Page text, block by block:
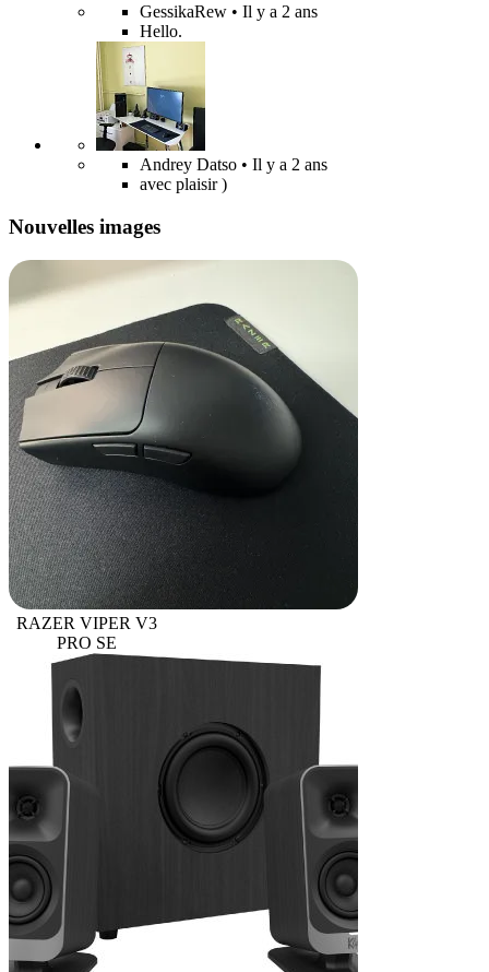
GessikaRew • Il y a 2 ans
Hello.
Andrey Datso • Il y a 2 ans
avec plaisir )
Nouvelles images
RAZER VIPER V3
PRO SE